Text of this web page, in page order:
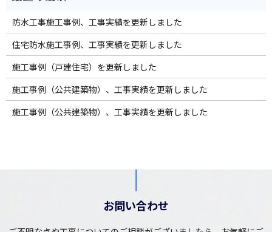
防水工事施工事例、工事実績を更新しました
住宅防水施工事例、工事実績を更新しました
施工事例（戸建住宅）を更新しました
施工事例（公共建築物）、工事実績を更新しました
施工事例（公共建築物）、工事実績を更新しました
お問い合わせ